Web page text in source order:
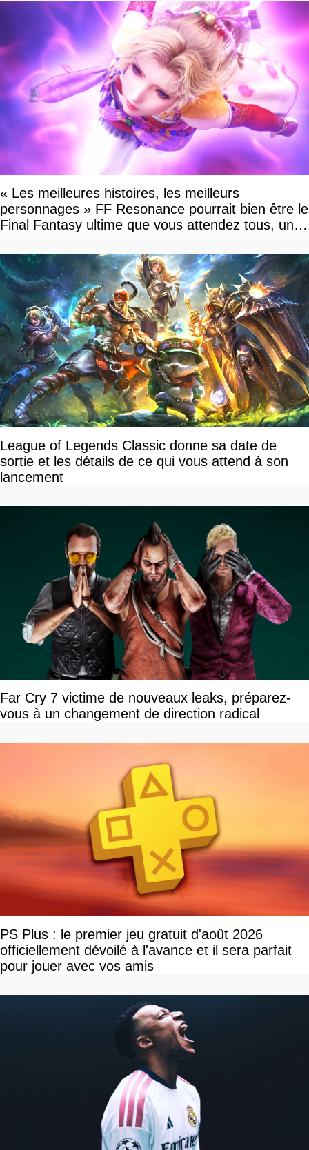
« Les meilleures histoires, les meilleurs
personnages » FF Resonance pourrait bien être le
Final Fantasy ultime que vous attendez tous, un
Notre interview exclusive
League of Legends Classic donne sa date de
sortie et les détails de ce qui vous attend à son
lancement
Far Cry 7 victime de nouveaux leaks, préparez-
vous à un changement de direction radical
PS Plus : le premier jeu gratuit d'août 2026
officiellement dévoilé à l'avance et il sera parfait
pour jouer avec vos amis